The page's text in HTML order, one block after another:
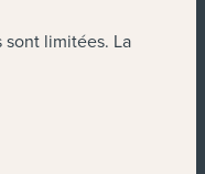
sont limitées. La